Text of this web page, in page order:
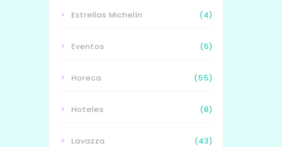
Estrellas Michelín (4)
Eventos (6)
Horeca (55)
Hoteles (8)
Lavazza (43)